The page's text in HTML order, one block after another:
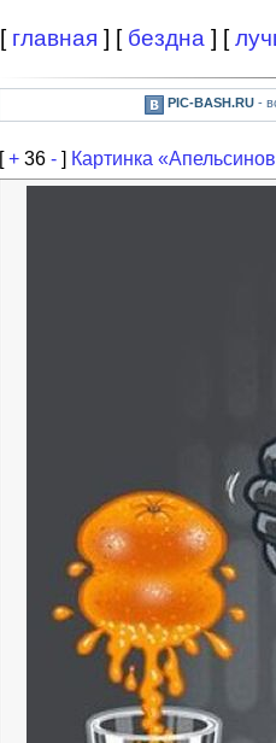
[ главная ] [ бездна ] [
PIC-BASH.RU-
[+ 36 - ] Картинка